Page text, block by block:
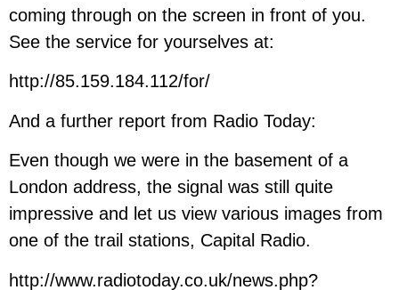
coming through on the screen in front of you.
See the service for yourselves at:
http://85.159.184.112/for/
And a further report from Radio Today:
Even though we were in the basement of a
London address, the signal was still quite
impressive and let us view various images from
one of the trail stations, Capital Radio.
http://www.radiotoday.co.uk/news.php?